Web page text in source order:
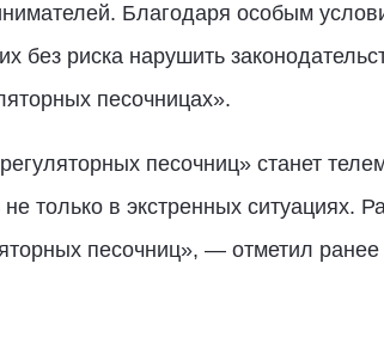
Благодаря особым
без риска нарушить
песочницах».
песочниц» станет
только в экстренных ситуациях.
песочниц», — отметил ранее